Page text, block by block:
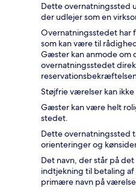
Dette overnatningssted
der udlejer som en
Overnatningsstedet
som kan være til
Gæster kan anmode om
overnatningsstedet
Støjfrie værelser kan
Gæster kan være helt
stedet.
Dette overnatningssted
orienteringer og
Det navn, der står på
indtjekning til betaling
primære navn på